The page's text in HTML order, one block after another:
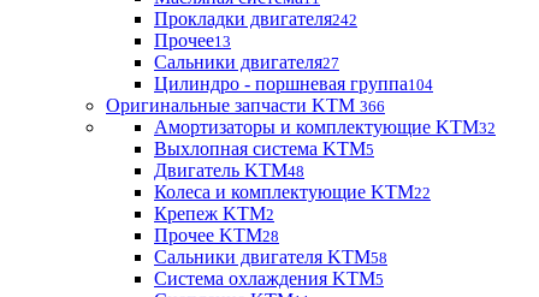
Прокладки двигателя242
Прочее13
Сальники двигателя27
Цилиндро - поршневая группа104
Оригинальные запчасти KTM 366
Амортизаторы и комплектующие KTM32
Выхлопная система KTM5
Двигатель KTM48
Колеса и комплектующие KTM22
Крепеж KTM2
Прочее KTM28
Сальники двигателя KTM58
Система охлаждения KTM5